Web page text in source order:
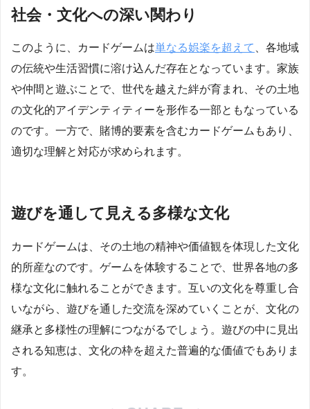
社会・文化への深い関わり
このように、カードゲームは単なる娯楽を超えて
、各地域
の伝統や生活習慣に溶け込んだ存在となっています。家族
や仲間と遊ぶことで、世代を越えた絆が育まれ、その土地
の文化的アイデンティティーを形作る一部ともなっている
のです。一方で、賭博的要素を含むカードゲームもあり、
適切な理解と対応が求められます。
遊びを通して見える多様な文化
カードゲームは、その土地の精神や価値観を体現した文化
的所産なのです。ゲームを体験することで、世界各地の多
様な文化に触れることができます。互いの文化を尊重し合
いながら、遊びを通した交流を深めていくことが、文化の
継承と多様性の理解につながるでしょう。遊びの中に見出
される知恵は、文化の枠を超えた普遍的な価値でもありま
す。